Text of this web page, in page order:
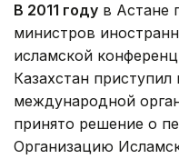
В 2011 году в Астане
министров
исламской
Казахстан
международной
принято решение о
Организацию